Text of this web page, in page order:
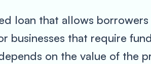
loan that allows
businesses that require
on the value of the